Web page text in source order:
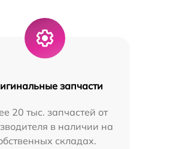
запчасти
20 тыс. запчастей от
в наличии на
складах.